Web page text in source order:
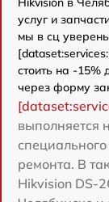
услуг и
мы в сц
стоить на -
через форму
выполняется
ремонта. В
Hikvision DS-